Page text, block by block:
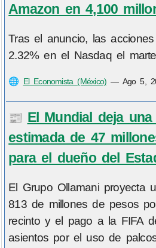
Amazon en 4,100
Tras el anuncio, las
2.32% en el Nasdaq el
🌐 El Economista (México) — Ago 5,
📰 El Mundial deja
estimada de 47
para el dueño del
El Grupo Ollamani proyecta
813 de millones de pesos
recinto y el pago a la FIFA
asientos por el uso de